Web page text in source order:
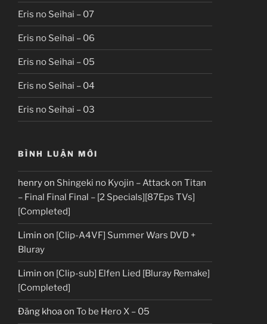
Eris no Seihai – 07
Eris no Seihai – 06
Eris no Seihai – 05
Eris no Seihai – 04
Eris no Seihai – 03
BÌNH LUẬN MỚI
henryon Shingeki no Kyojin – Attack on Titan
– Final Final Final – [2 Specials][87Eps TVs]
[Completed]
Limin on [Clip-A4VF] Summer Wars DVD +
Bluray
Limin on [Clip-sub] Elfen Lied [Bluray Remake]
[Completed]
Đăng khoaon To be Hero X – 05